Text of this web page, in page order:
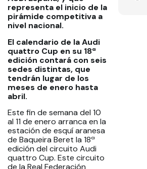
representa el inicio de la
pirámide competitiva a
nivel nacional.
El calendario de la Audi
quattro Cup en su 18ª
edición contará con seis
sedes distintas, que
tendrán lugar de los
meses de enero hasta
abril.
Este fin de semana del 10
al 11 de enero arranca en la
estación de esquí aranesa
de Baqueira Beret la 18ª
edición del circuito Audi
quattro Cup. Este circuito
de la Real Federación